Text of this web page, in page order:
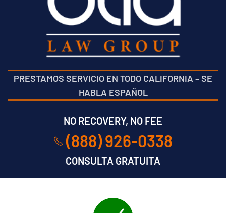
PRESTAMOS SERVICIO EN TODO CALIFORNIA –SE
HABLA ESPAÑOL
NO RECOVERY, NO FEE
(888) 926-0338
CONSULTA GRATUITA